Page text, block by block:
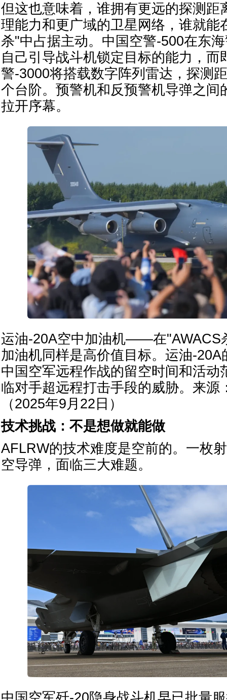
但这也意味着，谁拥有更远的探测距
理能力和更广域的卫星网络，谁就能
杀"中占据主动。中国空警-500在东
自己引导战斗机锁定目标的能力，而
警-3000将搭载数字阵列雷达，探测
个台阶。预警机和反预警机导弹之间
拉开序幕。
运油-20A空中加油机——在"AWACS
加油机同样是高价值目标。运油-20A
中国空军远程作战的留空时间和活动
临对手超远程打击手段的威胁。来源
（2025年9月22日）
技术挑战：不是想做就能做
AFLRW的技术难度是空前的。一枚
空导弹，面临三大难题。